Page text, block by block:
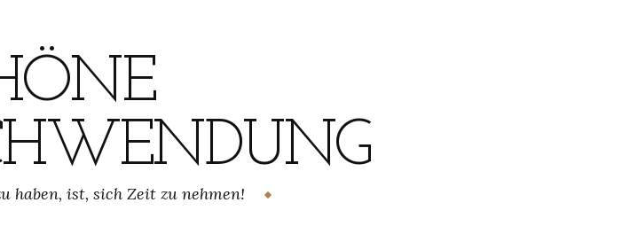
haben, ist, sich Zeit zu nehmen!